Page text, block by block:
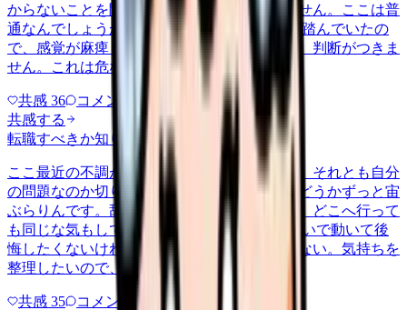
からないことを聞ける相手も日によっていません。ここは普
通なんでしょうか。 前の職場はもっと段階を踏んでいたの
で、感覚が麻痺しているのか自分が甘いのか、判断がつきま
せん。これは危ない環境なのか…
共感 36 コメント
2
共感する
転職すべきか知りたい
other 2026/6/26
ここ最近の不調が、職場の環境のせいなのか、それとも自分
の問題なのか切り分けられず、転職すべきかどうかずっと宙
ぶらりんです。辞めれば楽になる気もするし、どこへ行って
も同じな気もして、決め手がありません。 勢いで動いて後
悔したくないけれど、このまま留まる根拠もない。気持ちを
整理したいので、判断材料の集…
共感 35 コメント2